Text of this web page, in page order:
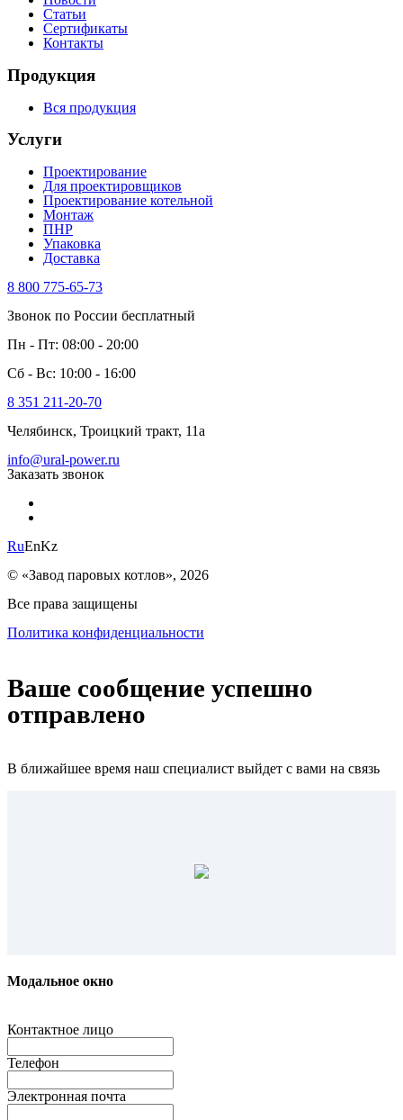
Статьи
Сертификаты
Контакты
Продукция
Вся продукция
Услуги
Проектирование
Для проектировщиков
Проектирование котельной
Монтаж
ПНР
Упаковка
Доставка
8 800 775-65-73
Звонок по России бесплатный
Пн - Пт: 08:00 - 20:00
Сб - Вс: 10:00 - 16:00
8 351 211-20-70
Челябинск, Троицкий тракт, 11а
info@ural-power.ru
Заказать звонок
RuEnKz
© «Завод паровых котлов», 2026
Все права защищены
Политика конфиденциальности
Ваше сообщение успешно
отправлено
В ближайшее время наш специалист выйдет с вами на связь
Модальное окно
Контактное лицо
Телефон
Электронная почта